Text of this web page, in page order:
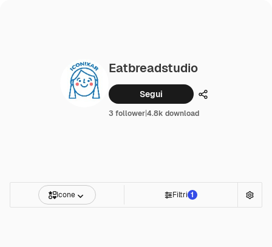
Eatbreadstudio
Segui Condividi
3 follower|4.8k download
Icone Filtri 1